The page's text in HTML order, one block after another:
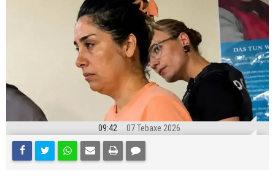
09:42 07 Tebaxe 2026